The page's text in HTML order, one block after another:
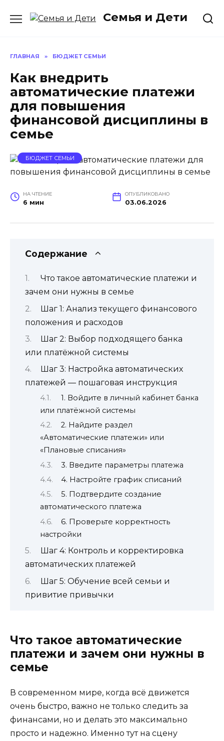
Семья и Дети
ГЛАВНАЯ » БЮДЖЕТ СЕМЬИ
Как внедрить
автоматические платежи
для повышения
финансовой дисциплины в
семье
БЮДЖЕТ СЕМЬИ
НА ЧТЕНИЕ
6 мин
ОПУБЛИКОВАНО
03.06.2026
Содержание
Что такое автоматические платежи и
зачем они нужны в семье
Шаг 1: Анализ текущего финансового
положения и расходов
Шаг 2: Выбор подходящего банка
или платёжной системы
Шаг 3: Настройка автоматических
платежей — пошаговая инструкция
1. Войдите в личный кабинет банка
или платёжной системы
2. Найдите раздел
«Автоматические платежи» или
«Плановые списания»
3. Введите параметры платежа
4. Настройте график списаний
5. Подтвердите создание
автоматического платежа
6. Проверьте корректность
настройки
Шаг 4: Контроль и корректировка
автоматических платежей
Шаг 5: Обучение всей семьи и
привитие привычки
Что такое автоматические
платежи и зачем они нужны в
семье
В современном мире, когда всё движется
очень быстро, важно не только следить за
финансами, но и делать это максимально
просто и надежно. Именно тут на сцену